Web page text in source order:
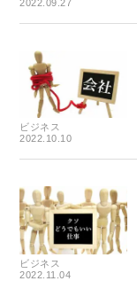
2022.09.27
ビジネス
2022.10.10
ビジネス
2022.11.04